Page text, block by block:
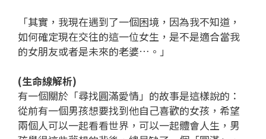
「其實，我現在遇到了一個困境，因為我不知道，
如何確定現在交往的這一位女生，是不是適合當我
的女朋友或者是未來的老婆…。」
(生命線解析)
有一個關於「尋找圓滿愛情」的故事是這樣說的：
從前有一個男孩想要找到他自己喜歡的女孩，希望
兩個人可以一起看看世界，可以一起體會人生，男